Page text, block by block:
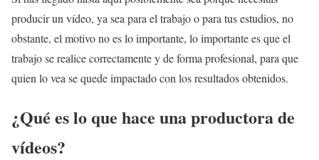
producir un vídeo, ya sea para el trabajo o para tus estudios, no
obstante, el motivo no es lo importante, lo importante es que el
trabajo se realice correctamente y de forma profesional, para que
quien lo vea se quede impactado con los resultados obtenidos.
¿Qué es lo que hace una productora de
vídeos?